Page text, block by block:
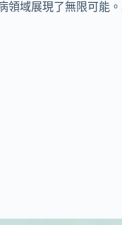
領域展現了無限可能